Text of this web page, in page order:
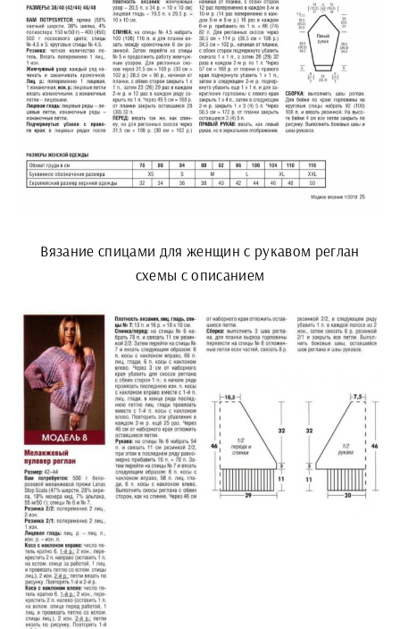
Вязание спицами для женщин с рукавом реглан
схемы с описанием